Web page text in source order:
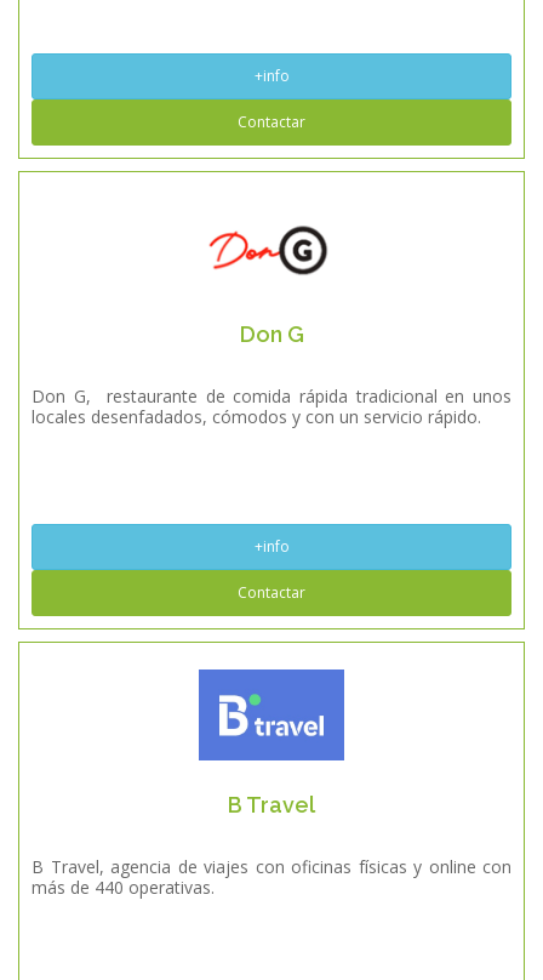
+info
Contactar
Don G
Don G, restaurante de comida rápida tradicional en unos
locales desenfadados, cómodos y con un servicio rápido.
+info
Contactar
B Travel
B Travel, agencia de viajes con oficinas físicas y online con
más de 440 operativas.